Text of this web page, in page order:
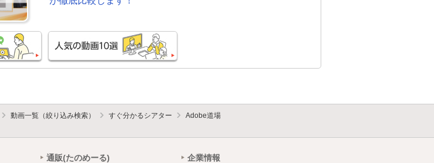
動画一覧（絞り込み検索） すぐ分かるシアター
Adobe道場
通販(たのめーる) 企業情報